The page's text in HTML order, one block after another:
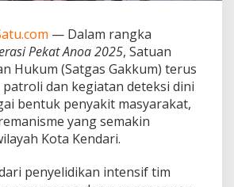
i
m
P
a
t
r
o
l
T
a
— Dalam rangka
Pekat Anoa 2025, Satuan
Hukum (Satgas Gakkum) terus
dan kegiatan deteksi dini
bentuk penyakit masyarakat,
yang semakin
Kota Kendari.
penyelidikan intensif tim